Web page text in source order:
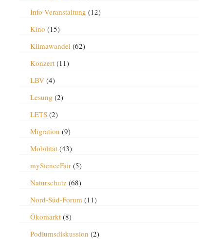
Info-Veranstaltung (12)
Kino (15)
Klimawandel(62)
Konzert(11)
LBV(4)
Lesung (2)
LETS(2)
Migration (9)
Mobilität(43)
mySienceFair(5)
Naturschutz(68)
Nord-Süd-Forum(11)
Ökomarkt(8)
Podiumsdiskussion (2)